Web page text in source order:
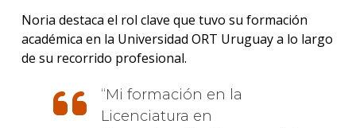
Noria destaca el rol clave que tuvo su formación
académica en la Universidad ORT Uruguay a lo largo
de su recorrido profesional.
Mi formación en la
Licenciatura en